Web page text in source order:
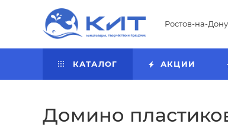
Ростов-на-Дону
КАТАЛОГ АКЦИИ
Домино